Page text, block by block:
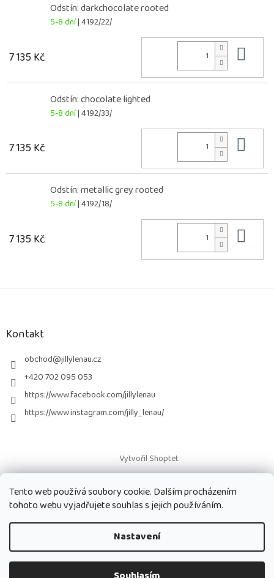
Tento web používá soubory cookie. Dalším procházením
tohoto webu vyjadřujete souhlas s jejich používáním.
Nastavení
Odstín: darkchocolate rooted
5-8 dní| 4192/22/
7 135 Kč
Odstín: chocolate lighted
5-8 dní| 4192/33/
7 135 Kč
Odstín: metallic grey rooted
5-8 dní| 4192/18/
7 135 Kč
Z
Kontakt
obchod@jillylenau.cz
+420 702 095 053
https://www.facebook.com/jillylenau
https://www.instagram.com/jilly_lenau/
Vytvořil Shoptet
Copyright 2026Paruky Jilly Lenau s.r.o.. Všechna práva vyhrazena.